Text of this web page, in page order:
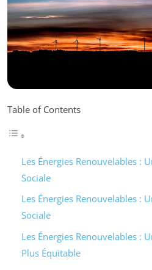
Table of Contents
Les Énergies Renouvelables :
Sociale
Les Énergies Renouvelables :
Sociale
Les Énergies Renouvelables :
Plus Équitable